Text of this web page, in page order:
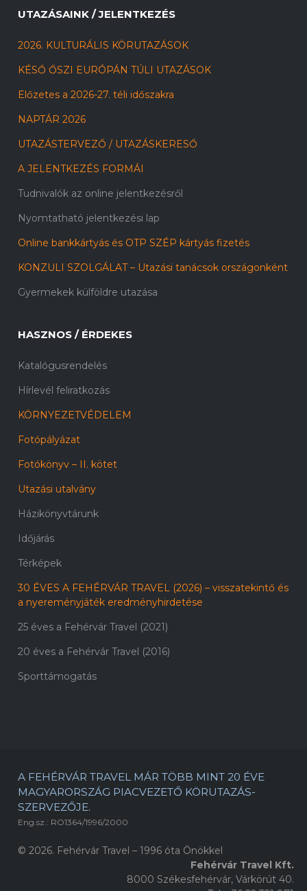
UTAZÁSAINK / JELENTKEZÉS
2026. KULTURÁLIS KÖRUTAZÁSOK
KÉSŐ ŐSZI EURÓPÁN TÚLI UTAZÁSOK
Előzetes a 2026-27. téli időszakra
NAPTÁR 2026
UTAZÁSTERVEZŐ / UTAZÁSKERESŐ
A JELENTKEZÉS FORMÁI
Tudnivalók az online jelentkezésről
Nyomtatható jelentkezési lap
Online bankkártyás és OTP SZÉP kártyás fizetés
KONZULI SZOLGÁLAT – Utazási tanácsok országonként
Gyermekek külföldre utazása
HASZNOS / ÉRDEKES
Katalógusrendelés
Hírlevél feliratkozás
KÖRNYEZETVÉDELEM
Fotópályázat
Fotókönyv – II. kötet
Utazási utalvány
Házikönyvtárunk
Időjárás
Térképek
30 ÉVES A FEHÉRVÁR TRAVEL (2026) – visszatekintő és
a nyereményjáték eredményhirdetése
25 éves a Fehérvár Travel (2021)
20 éves a Fehérvár Travel (2016)
Sporttámogatás
A FEHÉRVÁR TRAVEL MÁR TÖBB MINT 20 ÉVE
MAGYARORSZÁG PIACVEZETŐ KÖRUTAZÁS-
SZERVEZŐJE.
Eng.sz.: RO1364/1996/2000
© 2026. Fehérvár Travel – 1996 óta Önökkel
Fehérvár Travel Kft.
8000 Székesfehérvár, Várkörút 40.